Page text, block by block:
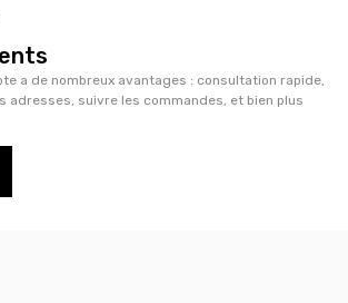
a de nombreux avantages : consultation rapide,
adresses, suivre les commandes, et bien plus